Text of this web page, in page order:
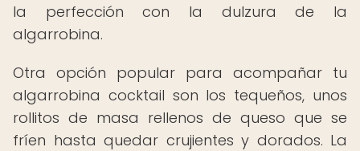
la perfección con la dulzura de la
algarrobina.
Otra opción popular para acompañar tu
algarrobina cocktail son los tequeños, unos
rollitos de masa rellenos de queso que se
fríen hasta quedar crujientes y dorados. La